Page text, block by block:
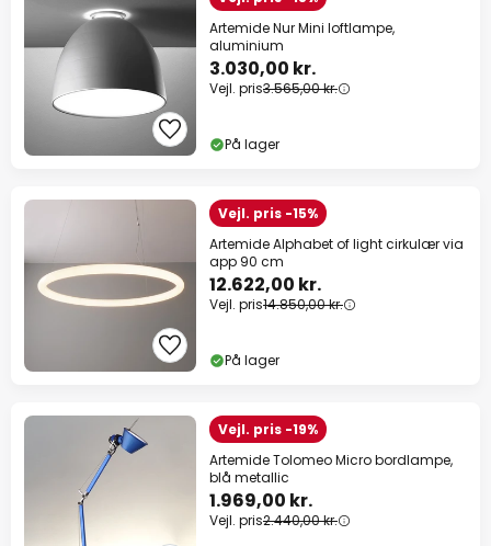
Artemide Nur Mini loftlampe,
aluminium
3.030,00 kr.
Vejl. pris3.565,00 kr.
På lager
Vejl. pris -15%
Artemide Alphabet of light cirkulær via
app 90 cm
12.622,00 kr.
Vejl. pris14.850,00 kr.
På lager
Vejl. pris -19%
Artemide Tolomeo Micro bordlampe,
blå metallic
1.969,00 kr.
Vejl. pris2.440,00 kr.